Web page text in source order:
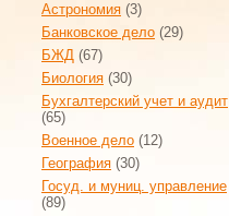
Астрономия (3)
Банковское дело (29)
БЖД (67)
Биология (30)
Бухгалтерский учет и аудит
(65)
Военное дело (12)
География (30)
Госуд. и муниц. управление
(89)